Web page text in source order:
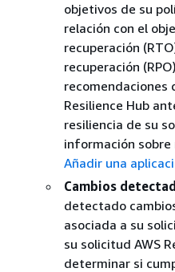
objetivos de su
relación con el
recuperación
recuperación
recomendaciones
Resilience Hub
resiliencia de su
información sobre
Añadir una
Cambios
detectado
asociada a su
su solicitud AWS
determinar si